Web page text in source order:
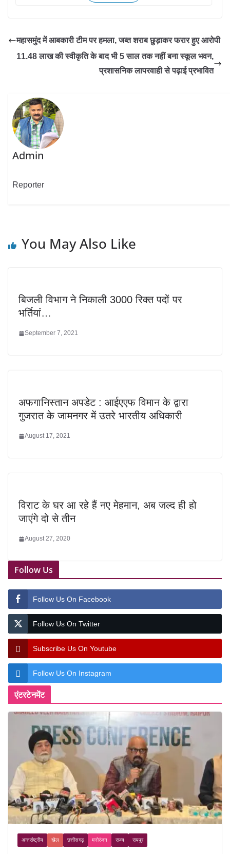
महासमुंद में आबकारी टीम पर हमला, जब्त शराब छुड़ाकर फरार हुए आरोपी
11.48 लाख की स्वीकृति के बाद भी 5 साल तक नहीं बना स्कूल भवन,
प्रशासनिक लापरवाही से पढ़ाई प्रभावित
Admin
Reporter
You May Also Like
बिजली विभाग ने निकाली 3000 रिक्त पदों पर
भर्तियां…
September 7, 2021
अफगानिस्तान अपडेट : आईएएफ विमान के द्वारा
गुजरात के जामनगर में उतरे भारतीय अधिकारी
August 17, 2021
विराट के घर आ रहे हैं नए मेहमान, अब जल्द ही हो
जाएंगे दो से तीन
August 27, 2020
Follow Us
Follow Us On Facebook
Follow Us On Twitter
Subscribe Us On Youtube
Follow Us On Instagram
एंटरटेनमेंट
अन्तर्राष्ट्रीय खेल छत्तीसगढ़ मनोरंजन राज्य रायपुर